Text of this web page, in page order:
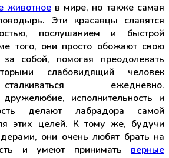
животноев мире, но также самая
Эти красавцы славятся
послушанием и быстрой
того, они просто обожают свою
собой, помогая преодолевать
слабовидящий человек
ежедневно.
дружелюбие, исполнительность и
делают лабрадора самой
этих целей. К тому же, будучи
они очень любят брать на
и умеют принимать верные